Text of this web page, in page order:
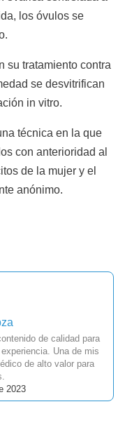
los óvulos se
su tratamiento contra
se desvitrifican
in vitro.
técnica en la que
con anterioridad al
de la mujer y el
anónimo.
de calidad para
Una de mis
de alto valor para
2023